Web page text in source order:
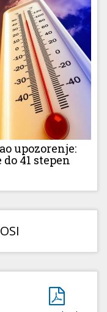
upozorenje:
41 stepen